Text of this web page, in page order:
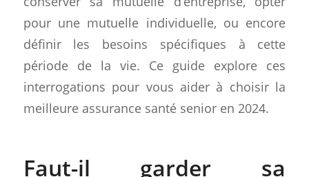
pour une mutuelle individuelle, ou encore
définir les besoins spécifiques à cette
période de la vie. Ce guide explore ces
interrogations pour vous aider à choisir la
meilleure assurance santé senior en 2024.
Faut-il garder sa